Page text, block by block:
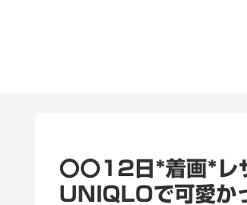
〇〇12日*着画*
UNIQLOで可愛か